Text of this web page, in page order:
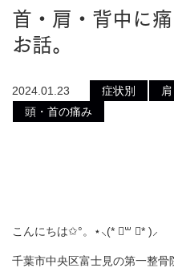
首・肩・背中に
お話。
2024.01.23 症状別
頭・首の痛み
こんにちは✩°。⋆⸜(* ॑꒳ ॑* )⸝
千葉市中央区富士見の第一整骨